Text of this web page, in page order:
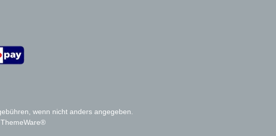
wenn nicht anders angegeben.
ThemeWare®